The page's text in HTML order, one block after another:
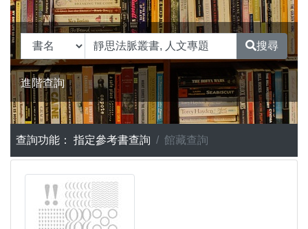
搜尋
進階查詢
查詢功能： 指定參考書查詢 館藏查詢